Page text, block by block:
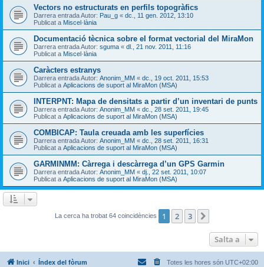
Vectors no estructurats en perfils topogràfics
Darrera entrada Autor: Pau_g « dc., 11 gen. 2012, 13:10
Publicat a Miscel·lània
Documentació tècnica sobre el format vectorial del MiraMon
Darrera entrada Autor: sguma « dl., 21 nov. 2011, 11:16
Publicat a Miscel·lània
Caràcters estranys
Darrera entrada Autor: Anonim_MM « dc., 19 oct. 2011, 15:53
Publicat a Aplicacions de suport al MiraMon (MSA)
INTERPNT: Mapa de densitats a partir d’un inventari de punts
Darrera entrada Autor: Anonim_MM « dc., 28 set. 2011, 19:45
Publicat a Aplicacions de suport al MiraMon (MSA)
COMBICAP: Taula creuada amb les superfícies
Darrera entrada Autor: Anonim_MM « dc., 28 set. 2011, 16:31
Publicat a Aplicacions de suport al MiraMon (MSA)
GARMINMM: Càrrega i descàrrega d’un GPS Garmin
Darrera entrada Autor: Anonim_MM « dj., 22 set. 2011, 10:07
Publicat a Aplicacions de suport al MiraMon (MSA)
La cerca ha trobat 64 coincidències 1 2 3
Salta a
Inici Índex del fòrum Totes les hores són UTC+02:00